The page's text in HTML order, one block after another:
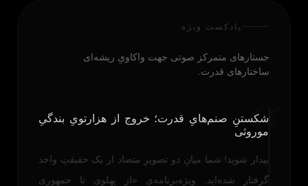
پادکست ویژه
جستارهای متمرکز صوتی جهت واکاویِ ریشه‌ای
ساختارهای قدرت.
“
شکستنِ صنم‌هایِ قدرت؛ خروج از هزارتویِ بندگیِ
موروثی
بیدار شوید! شما میانِ دو تصویرِ متضاد از یک حقیقتِ واحد
گرفتار شده‌اید. ویژه‌برنامه‌یِ «از پهلوی تا جمهوری